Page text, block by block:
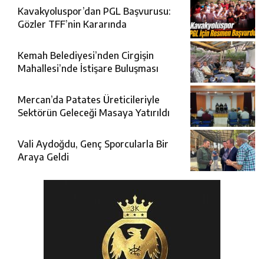
Kavakyoluspor’dan PGL Başvurusu:
Gözler TFF’nin Kararında
Kemah Belediyesi’nden Cirgişin
Mahallesi’nde İstişare Buluşması
Mercan’da Patates Üreticileriyle
Sektörün Geleceği Masaya Yatırıldı
Vali Aydoğdu, Genç Sporcularla Bir
Araya Geldi